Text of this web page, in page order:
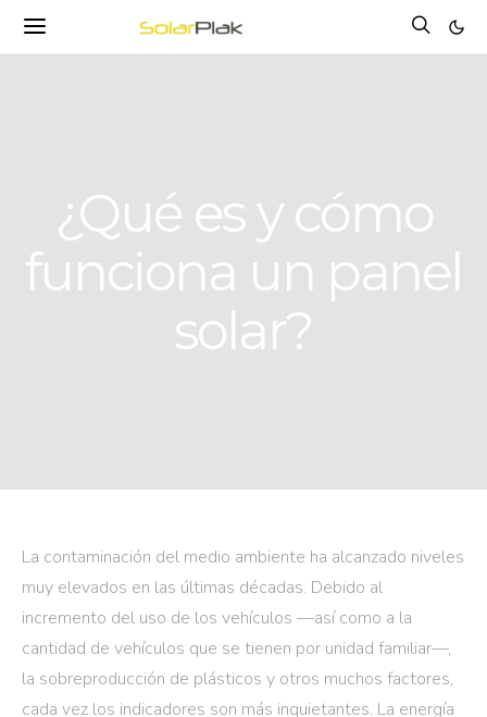
¿Qué es y cómo
funciona un panel
solar?
La contaminación del medio ambiente ha alcanzado niveles
muy elevados en las últimas décadas. Debido al
incremento del uso de los vehículos —así como a la
cantidad de vehículos que se tienen por unidad familiar—,
la sobreproducción de plásticos y otros muchos factores,
cada vez los indicadores son más inquietantes. La energía